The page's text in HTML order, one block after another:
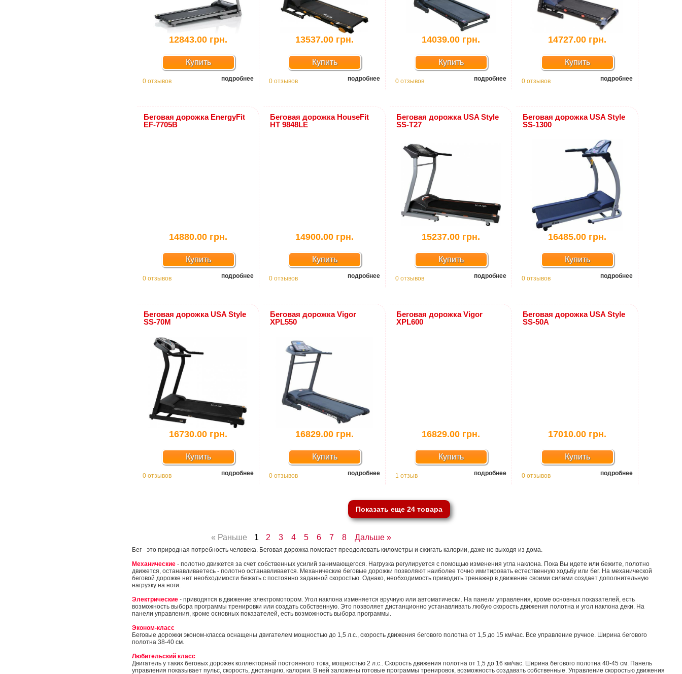
12843.00 грн.
Купить
0 отзывов подробнее
13537.00 грн.
Купить
0 отзывов подробнее
14039.00 грн.
Купить
0 отзывов подробнее
14727.00 грн.
Купить
0 отзывов подробнее
Беговая дорожка EnergyFit
EF-7705B
14880.00 грн.
Купить
0 отзывов подробнее
Беговая дорожка HouseFit
HТ 9848LE
14900.00 грн.
Купить
0 отзывов подробнее
Беговая дорожка USA Style
SS-T27
15237.00 грн.
Купить
0 отзывов подробнее
Беговая дорожка USA Style
SS-1300
16485.00 грн.
Купить
0 отзывов подробнее
Беговая дорожка USA Style
SS-70M
16730.00 грн.
Купить
0 отзывов подробнее
Беговая дорожка Vigor
XPL550
16829.00 грн.
Купить
0 отзывов подробнее
Беговая дорожка Vigor
XPL600
16829.00 грн.
Купить
1 отзыв подробнее
Беговая дорожка USA Style
SS-50A
17010.00 грн.
Купить
0 отзывов подробнее
Показать еще 24 товара
« Раньше 1 2 3 4 5 6 7 8 Дальше »
Бег - это природная потребность человека. Беговая дорожка помогает преодолевать километры и сжигать калории, даже не выходя из дома.
Механические - полотно движется за счет собственных усилий занимающегося. Нагрузка регулируется с помощью изменения угла наклона. Пока Вы идете или бежите, полотно
движется, останавливаетесь - полотно останавливается. Механические беговые дорожки позволяют наиболее точно имитировать естественную ходьбу или бег. На механической
беговой дорожке нет необходимости бежать с постоянно заданной скоростью. Однако, необходимость приводить тренажер в движение своими силами создает дополнительную
нагрузку на ноги.
Электрические - приводятся в движение электромотором. Угол наклона изменяется вручную или автоматически. На панели управления, кроме основных показателей, есть
возможность выбора программы тренировки или создать собственную. Это позволяет дистанционно устанавливать любую скорость движения полотна и угол наклона деки. На
панели управления, кроме основных показателей, есть возможность выбора программы.
Эконом-класс
Беговые дорожки эконом-класса оснащены двигателем мощностью до 1,5 л.с., скорость движения бегового полотна от 1,5 до 15 км/час. Все управление ручное. Ширина бегового
полотна 38-40 см.
Любительский класс
Двигатель у таких беговых дорожек коллекторный постоянного тока, мощностью 2 л.с.. Скорость движения полотна от 1,5 до 16 км/час. Ширина бегового полотна 40-45 см. Панель
управления показывает пульс, скорость, дистанцию, калории. В ней заложены готовые программы тренировок, возможность создавать собственные. Управление скоростью движения